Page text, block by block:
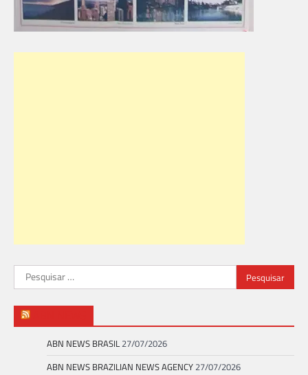
Pesquisar
por:
ABN NEWS BRASIL 27/07/2026
ABN NEWS BRAZILIAN NEWS AGENCY 27/07/2026